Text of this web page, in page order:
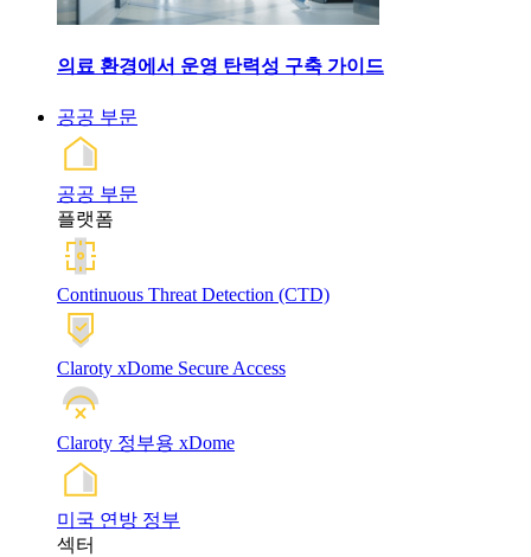
의료 환경에서 운영 탄력성 구축 가이드
공공 부문
공공 부문
플랫폼
Continuous Threat Detection (CTD)
Claroty xDome Secure Access
Claroty 정부용 xDome
미국 연방 정부
섹터